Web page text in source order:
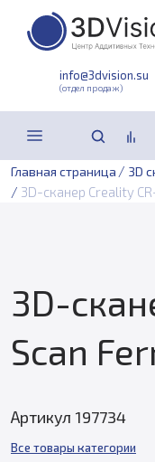
info@3dvision.su
(отдел продаж)
Главная страница / 3D
/ 3D-сканер Creality
3D-
Scan
Артикул 197734
Все товары категории